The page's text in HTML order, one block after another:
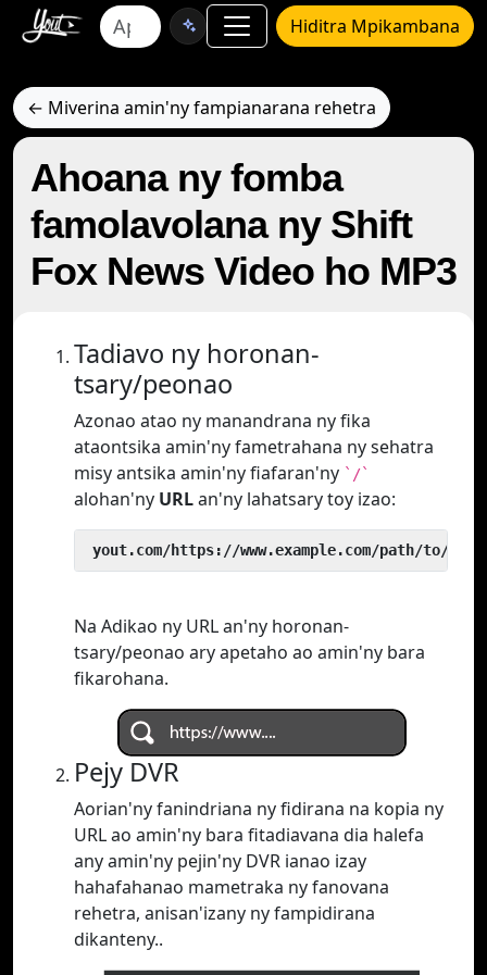
Hiditra Mpikambana
← Miverina amin'ny fampianarana rehetra
Ahoana ny fomba
famolavolana ny Shift
Fox News Video ho MP3
Tadiavo ny horonan-
tsary/peonao
Azonao atao ny manandrana ny fika
ataontsika amin'ny fametrahana ny sehatra
misy antsika amin'ny fiafaran'ny `/`
alohan'ny URLan'ny lahatsary toy izao:
yout.com/https://www.example.com/path/to/
Na Adikao ny URL an'ny horonan-
tsary/peonao ary apetaho ao amin'ny bara
fikarohana.
Pejy DVR
Aorian'ny fanindriana ny fidirana na kopia ny
URL ao amin'ny bara fitadiavana dia halefa
any amin'ny pejin'ny DVR ianao izay
hahafahanao mametraka ny fanovana
rehetra, anisan'izany ny fampidirana
dikanteny..